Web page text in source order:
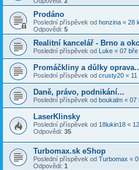
Prodáno
Poslední příspěvek od honzina « 28
Odpovědi: 5
Realitní kancelář - Brno a
Poslední příspěvek od Luke « 07 bře
Promáčkliny a důlky
Poslední příspěvek od crusty20 «
Daně, právo, podnikání...
Poslední příspěvek od boukalm « 07
LaserKlinsky
Poslední příspěvek od 18lukin18 «
Odpovědi: 35
Turbomax.sk eShop
Poslední příspěvek od Turbomax «
Odpovědi: 1